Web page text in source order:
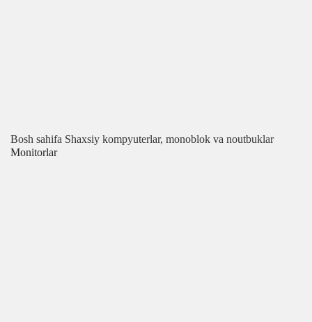
Bosh sahifa Shaxsiy kompyuterlar, monoblok va noutbuklar
Monitorlar